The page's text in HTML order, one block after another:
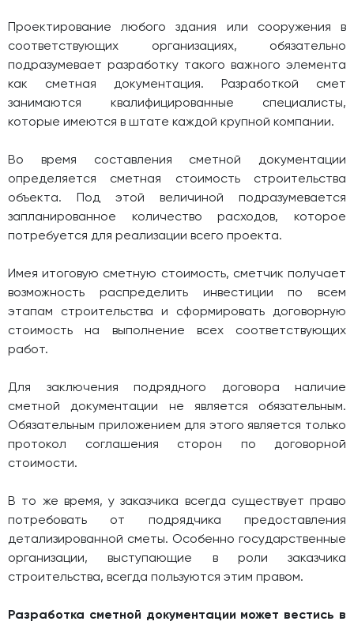
Проектирование любого здания или сооружения в
соответствующих организациях, обязательно
подразумевает разработку такого важного элемента
как сметная документация. Разработкой смет
занимаются квалифицированные специалисты,
которые имеются в штате каждой крупной компании.
Во время составления сметной документации
определяется сметная стоимость строительства
объекта. Под этой величиной подразумевается
запланированное количество расходов, которое
потребуется для реализации всего проекта.
Имея итоговую сметную стоимость, сметчик получает
возможность распределить инвестиции по всем
этапам строительства и сформировать договорную
стоимость на выполнение всех соответствующих
работ.
Для заключения подрядного договора наличие
сметной документации не является обязательным.
Обязательным приложением для этого является только
протокол соглашения сторон по договорной
стоимости.
В то же время, у заказчика всегда существует право
потребовать от подрядчика предоставления
детализированной сметы. Особенно государственные
организации, выступающие в роли заказчика
строительства, всегда пользуются этим правом.
Разработка сметной документации может вестись в